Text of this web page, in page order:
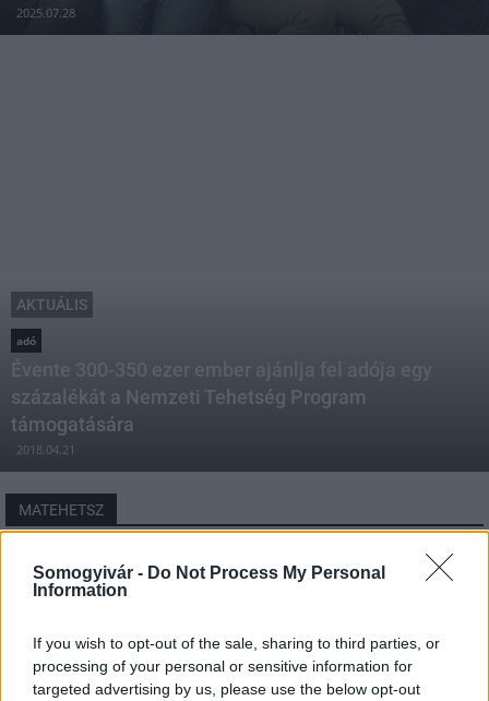
Somogyivár - Do Not Process My Personal
Information
If you wish to opt-out of the sale, sharing to third parties, or
processing of your personal or sensitive information for
targeted advertising by us, please use the below opt-out
2025.07.28
AKTUÁLIS
adó
százalékát a Nemzeti Tehetség Program
támogatására
2018.04.21
MATEHETSZ
Név